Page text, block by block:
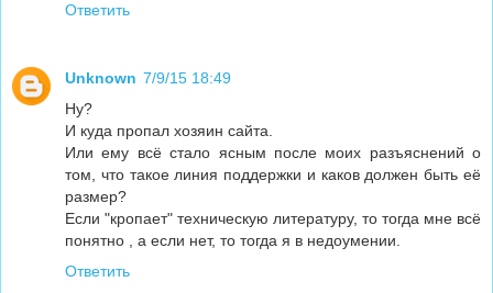
Ответить
Unknown 7/9/15 18:49
Ну?
И куда пропал хозяин сайта.
Или ему всё стало ясным после моих разъяснений о
том, что такое линия поддержки и каков должен быть её
размер?
Если "кропает" техническую литературу, то тогда мне всё
понятно , а если нет, то тогда я в недоумении.
Ответить